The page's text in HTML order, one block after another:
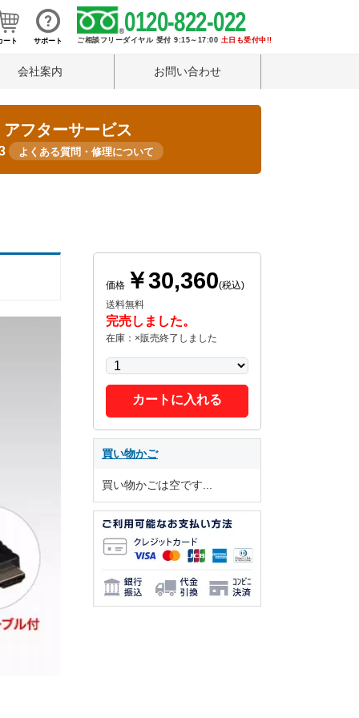
ート サポート
0120-822-022
ご相談フリーダイヤル 受付 9:15～17:00 土日も受付中!!
会社案内 お問い合わせ
フターサービス
よくある質問・修理について
価格 ￥30,360(税込)
送料無料
完売しました。
在庫：×販売終了しました
カートに入れる
買い物かご
買い物かごは空です...